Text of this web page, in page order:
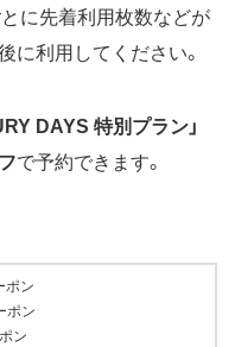
海外ツアー：最大5万円オフク
2人以上の旅行で最大2000ポイ
に先着利用枚数などが
に利用してください。
DAYS 特別プラン」
で予約できます。
ポン
ポン
ン